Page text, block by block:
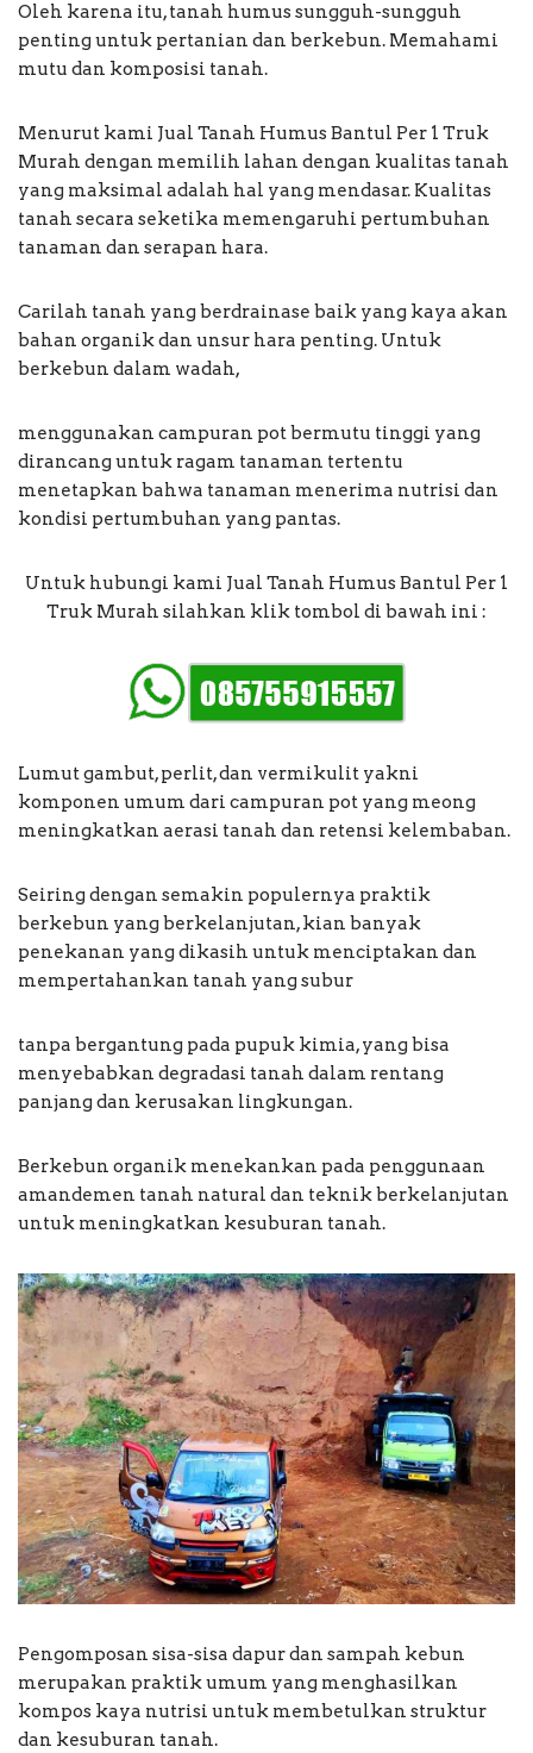
Oleh karena itu, tanah humus sungguh-sungguh
penting untuk pertanian dan berkebun. Memahami
mutu dan komposisi tanah.
Menurut kami Jual Tanah Humus Bantul Per 1 Truk
Murah dengan memilih lahan dengan kualitas tanah
yang maksimal adalah hal yang mendasar. Kualitas
tanah secara seketika memengaruhi pertumbuhan
tanaman dan serapan hara.
Carilah tanah yang berdrainase baik yang kaya akan
bahan organik dan unsur hara penting. Untuk
berkebun dalam wadah,
menggunakan campuran pot bermutu tinggi yang
dirancang untuk ragam tanaman tertentu
menetapkan bahwa tanaman menerima nutrisi dan
kondisi pertumbuhan yang pantas.
Untuk hubungi kami Jual Tanah Humus Bantul Per 1
Truk Murah silahkan klik tombol di bawah ini :
Lumut gambut, perlit, dan vermikulit yakni
komponen umum dari campuran pot yang meong
meningkatkan aerasi tanah dan retensi kelembaban.
Seiring dengan semakin populernya praktik
berkebun yang berkelanjutan, kian banyak
penekanan yang dikasih untuk menciptakan dan
mempertahankan tanah yang subur
tanpa bergantung pada pupuk kimia, yang bisa
menyebabkan degradasi tanah dalam rentang
panjang dan kerusakan lingkungan.
Berkebun organik menekankan pada penggunaan
amandemen tanah natural dan teknik berkelanjutan
untuk meningkatkan kesuburan tanah.
Pengomposan sisa-sisa dapur dan sampah kebun
merupakan praktik umum yang menghasilkan
kompos kaya nutrisi untuk membetulkan struktur
dan kesuburan tanah.